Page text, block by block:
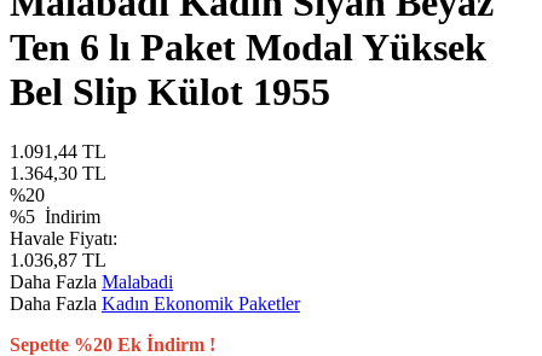
Ten 6 lı Paket Modal Yüksek
Bel Slip Külot 1955
1.091,44 TL
1.364,30 TL
%20
%5 İndirim
Havale Fiyatı:
1.036,87 TL
Daha Fazla Malabadi
Daha Fazla Kadın Ekonomik Paketler
Sepette %20 Ek İndirm !